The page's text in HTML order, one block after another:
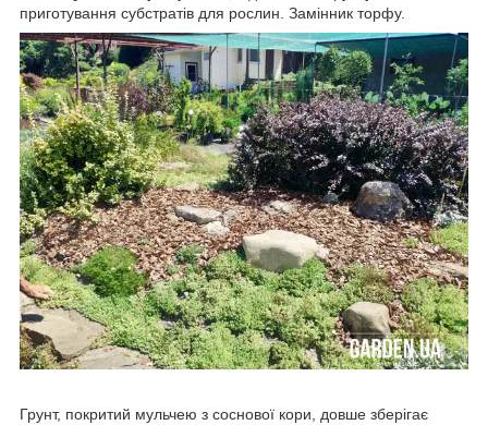
приготування субстратів для рослин. Замінник торфу.
Грунт, покритий мульчею з соснової кори, довше зберігає